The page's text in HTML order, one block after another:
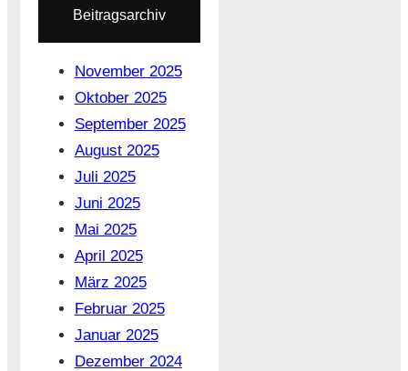
Beitragsarchiv
November 2025
Oktober 2025
September 2025
August 2025
Juli 2025
Juni 2025
Mai 2025
April 2025
März 2025
Februar 2025
Januar 2025
Dezember 2024